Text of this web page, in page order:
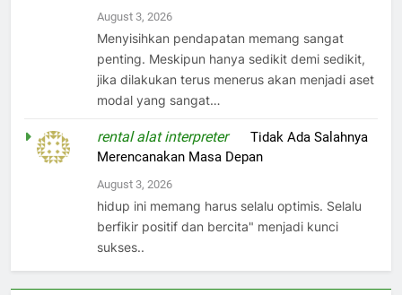
August 3, 2026
Menyisihkan pendapatan memang sangat
penting. Meskipun hanya sedikit demi sedikit,
jika dilakukan terus menerus akan menjadi aset
modal yang sangat…
rental alat interpreteronTidak Ada Salahnya
Merencanakan Masa Depan
August 3, 2026
hidup ini memang harus selalu optimis. Selalu
berfikir positif dan bercita" menjadi kunci
sukses..